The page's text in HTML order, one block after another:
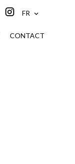
FR
CONTACT